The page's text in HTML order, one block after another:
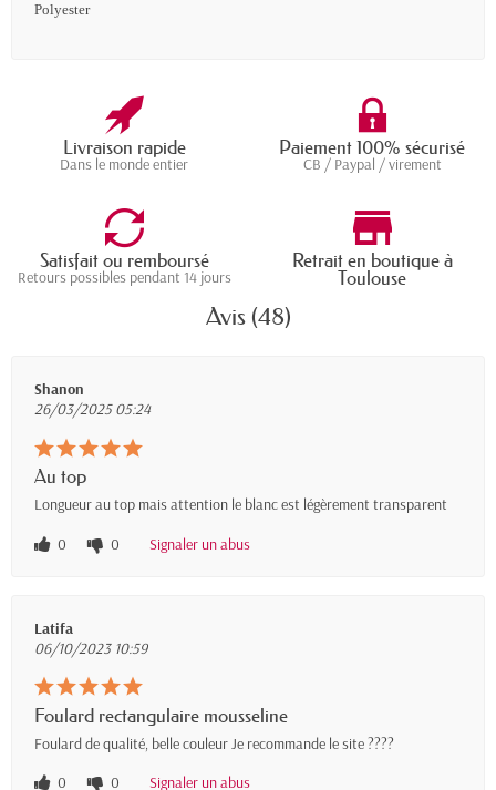
Polyester
Livraison rapide
Dans le monde entier
Paiement 100% sécurisé
CB / Paypal / virement
Satisfait ou remboursé
Retours possibles pendant 14 jours
Retrait en boutique à
Toulouse
Avis (48)
Shanon
26/03/2025 05:24
Au top
Longueur au top mais attention le blanc est légèrement transparent
0
0 Signaler un abus
Latifa
06/10/2023 10:59
Foulard rectangulaire mousseline
Foulard de qualité, belle couleur Je recommande le site ????
0
0 Signaler un abus